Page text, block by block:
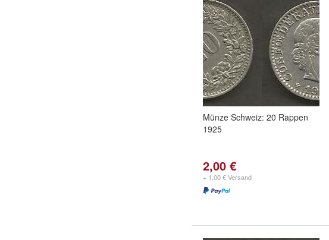
Münze Schweiz: 20 Rappen
1925
2,00 €
+ 1,00 € Versand